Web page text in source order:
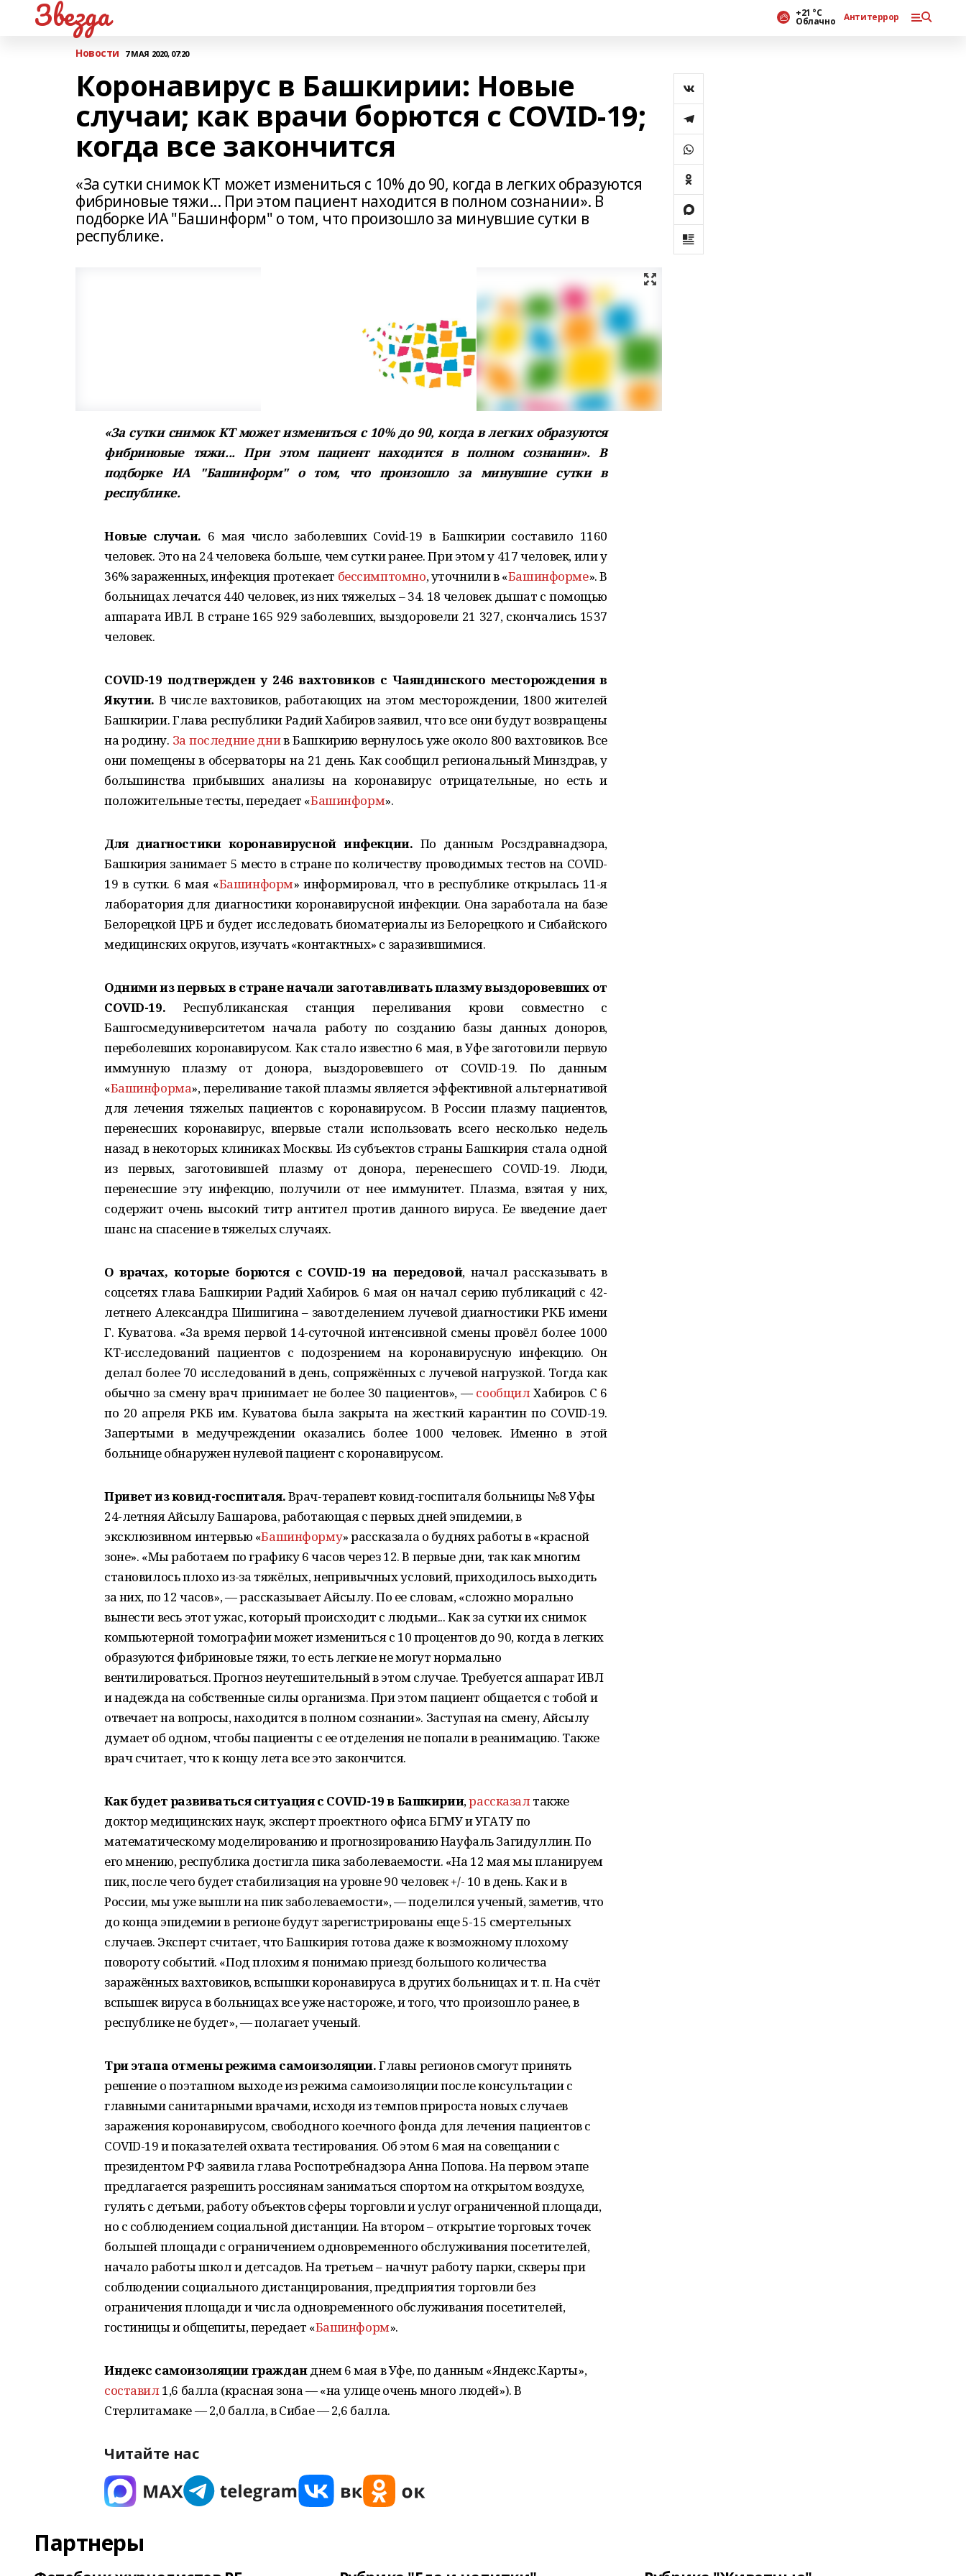
Звезда +21 °С
Облачно Антитеррор
Новости 7 МАЯ 2020, 07:20
Коронавирус в Башкирии: Новые
случаи; как врачи борются с COVID-19;
когда все закончится
«За сутки снимок КТ может измениться с 10% до 90, когда в легких образуются
фибриновые тяжи... При этом пациент находится в полном сознании». В
подборке ИА "Башинформ" о том, что произошло за минувшие сутки в
республике.
«За сутки снимок КТ может измениться с 10% до 90, когда в легких образуются
фибриновые тяжи... При этом пациент находится в полном сознании». В
подборке ИА "Башинформ" о том, что произошло за минувшие сутки в
республике.
Новые случаи. 6 мая число заболевших Covid-19 в Башкирии составило 1160
человек. Это на 24 человека больше, чем сутки ранее. При этом у 417 человек, или у
36% зараженных, инфекция протекает бессимптомно, уточнили в «Башинформе». В
больницах лечатся 440 человек, из них тяжелых – 34. 18 человек дышат с помощью
аппарата ИВЛ. В стране 165 929 заболевших, выздоровели 21 327, скончались 1537
человек.
COVID-19 подтвержден у 246 вахтовиков с Чаяндинского месторождения в
Якутии. В числе вахтовиков, работающих на этом месторождении, 1800 жителей
Башкирии. Глава республики Радий Хабиров заявил, что все они будут возвращены
на родину. За последние днив Башкирию вернулось уже около 800 вахтовиков. Все
они помещены в обсерваторы на 21 день. Как сообщил региональный Минздрав, у
большинства прибывших анализы на коронавирус отрицательные, но есть и
положительные тесты, передает «Башинформ».
Для диагностики коронавирусной инфекции. По данным Росздравнадзора,
Башкирия занимает 5 место в стране по количеству проводимых тестов на COVID-
19 в сутки. 6 мая «Башинформ» информировал, что в республике открылась 11-я
лаборатория для диагностики коронавирусной инфекции. Она заработала на базе
Белорецкой ЦРБ и будет исследовать биоматериалы из Белорецкого и Сибайского
медицинских округов, изучать «контактных» с заразившимися.
Одними из первых в стране начали заготавливать плазму выздоровевших от
COVID-19. Республиканская станция переливания крови совместно с
Башгосмедуниверситетом начала работу по созданию базы данных доноров,
переболевших коронавирусом. Как стало известно 6 мая, в Уфе заготовили первую
иммунную плазму от донора, выздоровевшего от COVID-19. По данным
«Башинформа», переливание такой плазмы является эффективной альтернативой
для лечения тяжелых пациентов с коронавирусом. В России плазму пациентов,
перенесших коронавирус, впервые стали использовать всего несколько недель
назад в некоторых клиниках Москвы. Из субъектов страны Башкирия стала одной
из первых, заготовившей плазму от донора, перенесшего COVID-19. Люди,
перенесшие эту инфекцию, получили от нее иммунитет. Плазма, взятая у них,
содержит очень высокий титр антител против данного вируса. Ее введение дает
шанс на спасение в тяжелых случаях.
О врачах, которые борются с COVID-19 на передовой, начал рассказывать в
соцсетях глава Башкирии Радий Хабиров. 6 мая он начал серию публикаций с 42-
летнего Александра Шишигина – завотделением лучевой диагностики РКБ имени
Г. Куватова. «За время первой 14-суточной интенсивной смены провёл более 1000
КТ-исследований пациентов с подозрением на коронавирусную инфекцию. Он
делал более 70 исследований в день, сопряжённых с лучевой нагрузкой. Тогда как
обычно за смену врач принимает не более 30 пациентов», — сообщилХабиров. С 6
по 20 апреля РКБ им. Куватова была закрыта на жесткий карантин по COVID-19.
Запертыми в медучреждении оказались более 1000 человек. Именно в этой
больнице обнаружен нулевой пациент с коронавирусом.
Привет из ковид-госпиталя.Врач-терапевт ковид-госпиталя больницы №8 Уфы
24-летняя Айсылу Башарова, работающая с первых дней эпидемии, в
эксклюзивном интервью «Башинформу» рассказала о буднях работы в «красной
зоне». «Мы работаем по графику 6 часов через 12. В первые дни, так как многим
становилось плохо из-за тяжёлых, непривычных условий, приходилось выходить
за них, по 12 часов», — рассказывает Айсылу. По ее словам, «сложно морально
вынести весь этот ужас, который происходит с людьми... Как за сутки их снимок
компьютерной томографии может измениться с 10 процентов до 90, когда в легких
образуются фибриновые тяжи, то есть легкие не могут нормально
вентилироваться. Прогноз неутешительный в этом случае. Требуется аппарат ИВЛ
и надежда на собственные силы организма. При этом пациент общается с тобой и
отвечает на вопросы, находится в полном сознании». Заступая на смену, Айсылу
думает об одном, чтобы пациенты с ее отделения не попали в реанимацию. Также
врач считает, что к концу лета все это закончится.
Как будет развиваться ситуация с COVID-19 в Башкирии,рассказалтакже
доктор медицинских наук, эксперт проектного офиса БГМУ и УГАТУ по
математическому моделированию и прогнозированию Науфаль Загидуллин. По
его мнению, республика достигла пика заболеваемости. «На 12 мая мы планируем
пик, после чего будет стабилизация на уровне 90 человек +/- 10 в день. Как и в
России, мы уже вышли на пик заболеваемости», — поделился ученый, заметив, что
до конца эпидемии в регионе будут зарегистрированы еще 5-15 смертельных
случаев. Эксперт считает, что Башкирия готова даже к возможному плохому
повороту событий. «Под плохим я понимаю приезд большого количества
заражённых вахтовиков, вспышки коронавируса в других больницах и т. п. На счёт
вспышек вируса в больницах все уже настороже, и того, что произошло ранее, в
республике не будет», — полагает ученый.
Три этапа отмены режима самоизоляции.Главы регионов смогут принять
решение о поэтапном выходе из режима самоизоляции после консультации с
главными санитарными врачами, исходя из темпов прироста новых случаев
заражения коронавирусом, свободного коечного фонда для лечения пациентов с
COVID-19 и показателей охвата тестирования. Об этом 6 мая на совещании с
президентом РФ заявила глава Роспотребнадзора Анна Попова. На первом этапе
предлагается разрешить россиянам заниматься спортом на открытом воздухе,
гулять с детьми, работу объектов сферы торговли и услуг ограниченной площади,
но с соблюдением социальной дистанции. На втором – открытие торговых точек
большей площади с ограничением одновременного обслуживания посетителей,
начало работы школ и детсадов. На третьем – начнут работу парки, скверы при
соблюдении социального дистанцирования, предприятия торговли без
ограничения площади и числа одновременного обслуживания посетителей,
гостиницы и общепиты, передает «Башинформ».
Индекс самоизоляции гражданднем 6 мая в Уфе, по данным «Яндекс.Карты»,
составил1,6 балла (красная зона — «на улице очень много людей»). В
Стерлитамаке — 2,0 балла, в Сибае — 2,6 балла.
Читайте нас
Партнеры